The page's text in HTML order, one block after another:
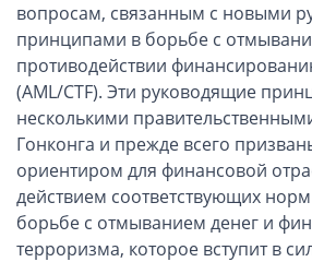
Казахстан (компания и счёт)
Открытие счета в банках Казахстана
Платежная система Гонконга
Платежная система Великобритании
Платежная система Маврикия
Платежная система Казахстана
ОАЭ, Дубай (компания и счёт)
ОАЭ, Аджман (компания и счёт)
вопросам, связанным с новыми
принципами в борьбе с
противодействии
(AML/CTF). Эти руководящие
несколькими
Гонконга и прежде всего
ориентиром для финансовой
действием соответствующих
борьбе с отмыванием денег и
терроризма, которое вступит в